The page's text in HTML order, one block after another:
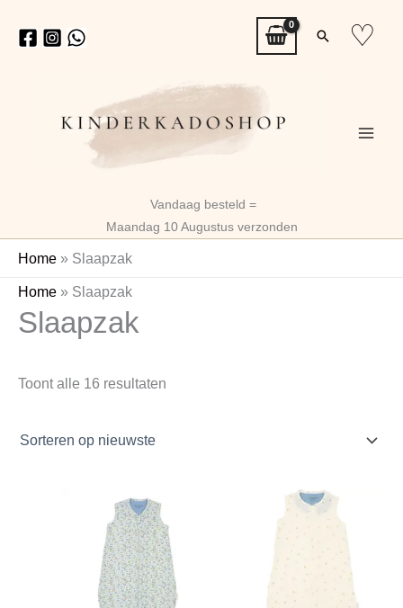
naar
Zoeken
♡
Vandaag besteld =
Maandag 10 Augustus verzonden
Home » Slaapzak
Home » Slaapzak
Slaapzak
Toont alle 16 resultaten
Oorspronkelijke
prijs
was:
€34,99.
Huidige
prijs
is:
€27,64.
Oorspronkelijke
was:
Huidige
prijs
is:
€27,64.